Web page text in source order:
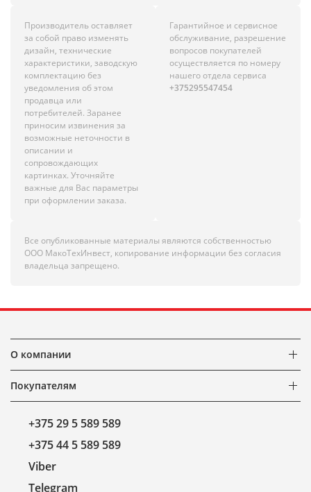
Производитель оставляет
за собой право изменять
дизайн, технические
характеристики, заводскую
комплектацию без
уведомления об этом
продавца или
потребителей. Заранее
приносим извинения за
возможные неточности в
описании и
сопровождающих
картинках. Уточняйте
важные для Вас параметры
при оформлении заказа.
Гарантийное и сервисное
обслуживание, разрешение
вопросов покупателей
осуществляется по номеру
нашего отдела сервиса
+375295547454
Все опубликованные материалы являются собственностью
ООО МакоТехИнвест, копирование информации без согласия
владельца запрещено.
О компании
Покупателям
+375 29 5 589 589
+375 44 5 589 589
Viber
Telegram